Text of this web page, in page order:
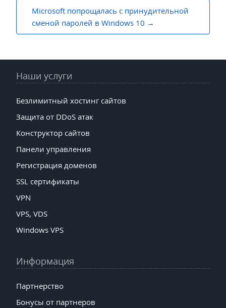
записям
Microsoft попрощалась с принудительной
сменой паролей в Windows 10
Наши услуги
Безлимитный хостинг сайтов
Защита от DDoS атак
Конструктор сайтов
Панели управления
Регистрация доменов
SSL сертификаты
VPN
VPS, VDS
Windows VPS
Информация
Партнерство
Бонусы от партнеров